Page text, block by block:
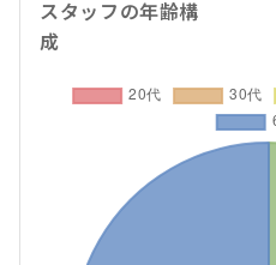
スタッフの年齢構
成